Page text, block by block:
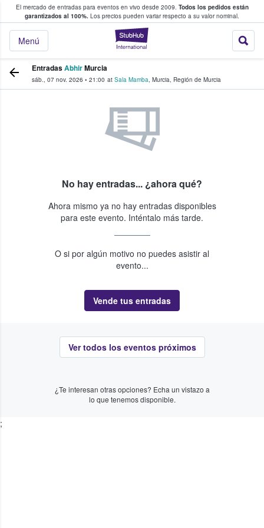
El mercado de entradas para eventos en vivo desde 2009. Todos los pedidos están
garantizados al 100%. Los precios pueden variar respecto a su valor nominal.
StubHub:
Menú
y venta de entradas entre fans
EntradasAbhirMurcia
sáb., 07 nov. 2026 • 21:00 at Sala Mamba, Murcia, Región de Murcia
No hay entradas... ¿ahora qué?
Ahora mismo ya no hay entradas disponibles
para este evento. Inténtalo más tarde.
O si por algún motivo no puedes asistir al
evento...
Vende tus entradas
Ver todos los eventos próximos
¿Te interesan otras opciones? Echa un vistazo a
lo que tenemos disponible.
;